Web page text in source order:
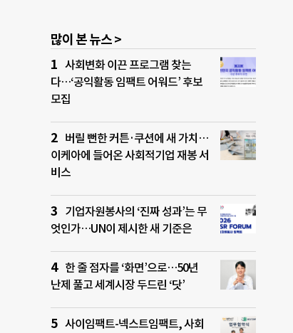
많이 본 뉴스 >
사회변화 이끈 프로그램 찾는
다…‘공익활동 임팩트 어워드’ 후보
모집
버릴 뻔한 커튼·쿠션에 새 가치…
이케아에 들어온 사회적기업 재봉 서
비스
기업자원봉사의 ‘진짜 성과’는 무
엇인가…UN이 제시한 새 기준은
한 줄 점자를 ‘화면’으로…50년
난제 풀고 세계시장 두드린 ‘닷’
사이임팩트-넥스트임팩트, 사회